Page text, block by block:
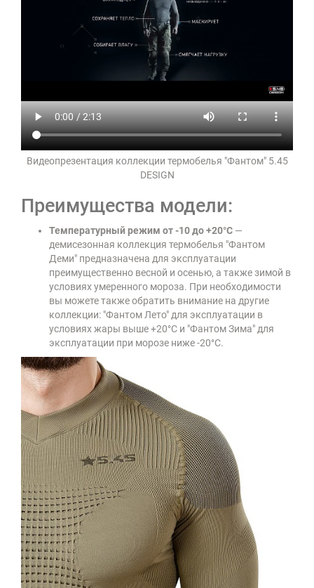
Видеопрезентация коллекции термобелья "Фантом" 5.45
DESIGN
Преимущества модели:
Температурный режим от -10 до +20°C —
демисезонная коллекция термобелья "Фантом
Деми" предназначена для эксплуатации
преимущественно весной и осенью, а также зимой в
условиях умеренного мороза. При необходимости
вы можете также обратить внимание на другие
коллекции: "Фантом Лето" для эксплуатации в
условиях жары выше +20°C и "Фантом Зима" для
эксплуатации при морозе ниже -20°C.